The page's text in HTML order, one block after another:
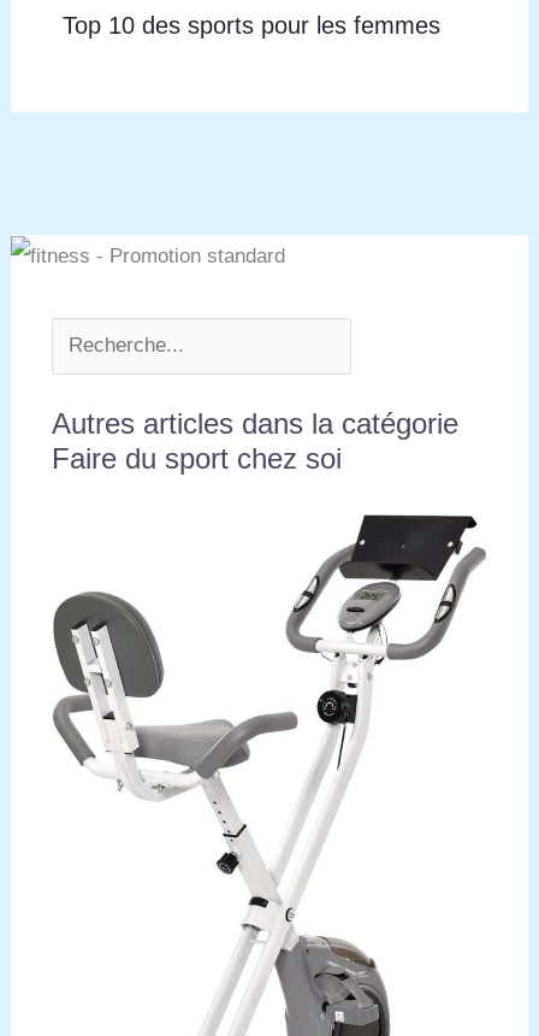
Top 10 des sports pour les femmes
Autres articles dans la catégorie
Faire du sport chez soi